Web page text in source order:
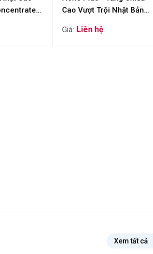
-
Cao Vượt Trội Nhật Bản
Xem tất cả